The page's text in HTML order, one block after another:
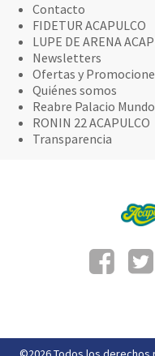
Contacto
FIDETUR ACAPULCO
LUPE DE ARENA
Newsletters
Ofertas y
Quiénes somos
Reabre Palacio
RONIN 22 ACAPULCO
Transparencia